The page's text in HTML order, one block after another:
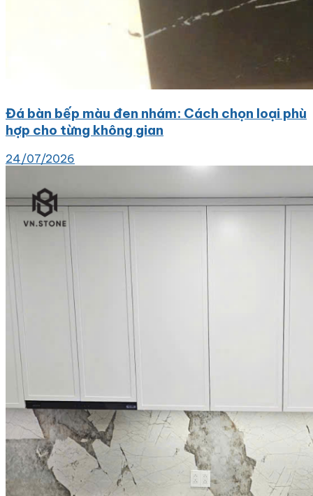
Đá bàn bếp màu đen nhám: Cách chọn loại phù
hợp cho từng không gian
24/07/2026